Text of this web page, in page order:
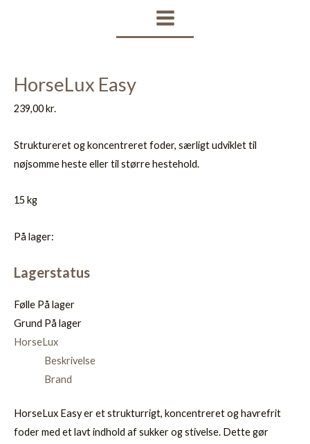
MAIN
MENU
HorseLux Easy
239,00kr.
Struktureret og koncentreret foder, særligt udviklettil
nøjsomme heste eller til større hestehold.
15 kg
På lager:
Lagerstatus
Følle På lager
Grund På lager
HorseLux
Beskrivelse
Brand
HorseLux Easy er et strukturrigt, koncentreret og havrefrit
foder med et lavt indhold af sukker og stivelse. Dette gør